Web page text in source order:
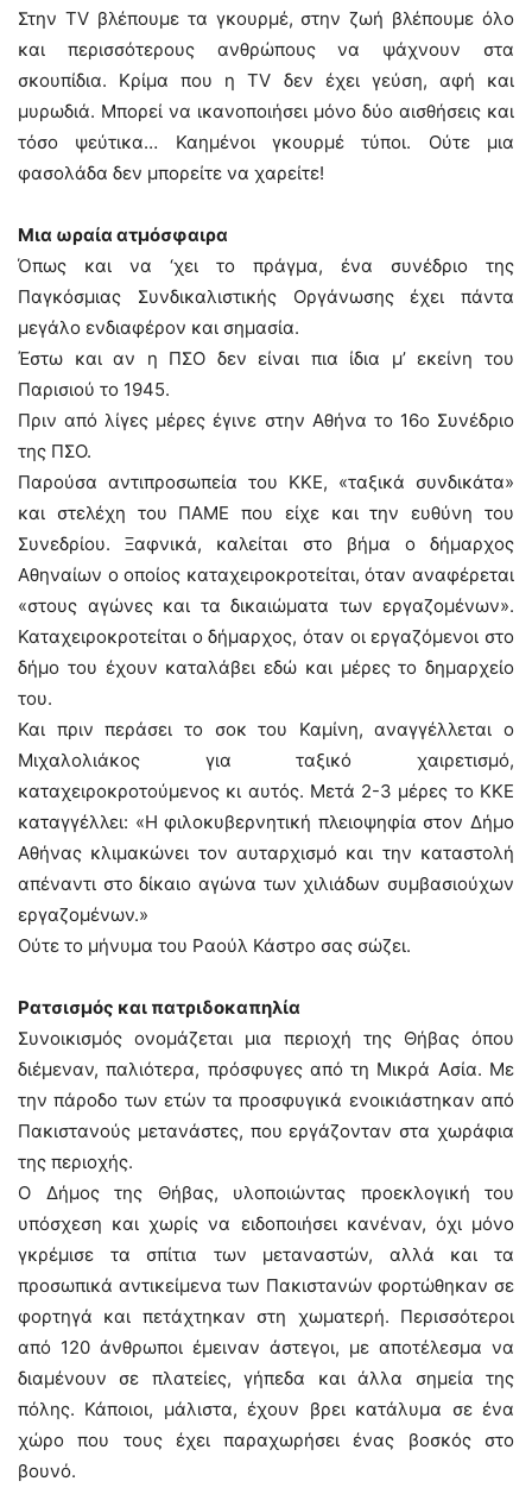
Στην TV βλέπουμε τα γκουρμέ, στην ζωή βλέπουμε όλο
και περισσότερους ανθρώπους να ψάχνουν στα
σκουπίδια. Κρίμα που η TV δεν έχει γεύση, αφή και
μυρωδιά. Μπορεί να ικανοποιήσει μόνο δύο αισθήσεις και
τόσο ψεύτικα… Καημένοι γκουρμέ τύποι. Ούτε μια
φασολάδα δεν μπορείτε να χαρείτε!
Μια ωραία ατμόσφαιρα
Όπως και να ‘χει το πράγμα, ένα συνέδριο της
Παγκόσμιας Συνδικαλιστικής Οργάνωσης έχει πάντα
μεγάλο ενδιαφέρον και σημασία.
Έστω και αν η ΠΣΟ δεν είναι πια ίδια μ’ εκείνη του
Παρισιού το 1945.
Πριν από λίγες μέρες έγινε στην Αθήνα το 16ο Συνέδριο
της ΠΣΟ.
Παρούσα αντιπροσωπεία του ΚΚΕ, «ταξικά συνδικάτα»
και στελέχη του ΠΑΜΕ που είχε και την ευθύνη του
Συνεδρίου. Ξαφνικά, καλείται στο βήμα ο δήμαρχος
Αθηναίων ο οποίος καταχειροκροτείται, όταν αναφέρεται
«στους αγώνες και τα δικαιώματα των εργαζομένων».
Καταχειροκροτείται ο δήμαρχος, όταν οι εργαζόμενοι στο
δήμο του έχουν καταλάβει εδώ και μέρες το δημαρχείο
του.
Και πριν περάσει το σοκ του Καμίνη, αναγγέλλεται ο
Μιχαλολιάκος για ταξικό χαιρετισμό,
καταχειροκροτούμενος κι αυτός. Μετά 2-3 μέρες το ΚΚΕ
καταγγέλλει: «Η φιλοκυβερνητική πλειοψηφία στον Δήμο
Αθήνας κλιμακώνει τον αυταρχισμό και την καταστολή
απέναντι στο δίκαιο αγώνα των χιλιάδων συμβασιούχων
εργαζομένων.»
Ούτε το μήνυμα του Ραούλ Κάστρο σας σώζει.
Ρατσισμός και πατριδοκαπηλία
Συνοικισμός ονομάζεται μια περιοχή της Θήβας όπου
διέμεναν, παλιότερα, πρόσφυγες από τη Μικρά Ασία. Με
την πάροδο των ετών τα προσφυγικά ενοικιάστηκαν από
Πακιστανούς μετανάστες, που εργάζονταν στα χωράφια
της περιοχής.
Ο Δήμος της Θήβας, υλοποιώντας προεκλογική του
υπόσχεση και χωρίς να ειδοποιήσει κανέναν, όχι μόνο
γκρέμισε τα σπίτια των μεταναστών, αλλά και τα
προσωπικά αντικείμενα των Πακιστανών φορτώθηκαν σε
φορτηγά και πετάχτηκαν στη χωματερή. Περισσότεροι
από 120 άνθρωποι έμειναν άστεγοι, με αποτέλεσμα να
διαμένουν σε πλατείες, γήπεδα και άλλα σημεία της
πόλης. Κάποιοι, μάλιστα, έχουν βρει κατάλυμα σε ένα
χώρο που τους έχει παραχωρήσει ένας βοσκός στο
βουνό.